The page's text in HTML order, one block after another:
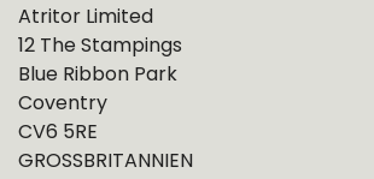
Atritor Limited
12 The Stampings
Blue Ribbon Park
Coventry
CV6 5RE
GROSSBRITANNIEN